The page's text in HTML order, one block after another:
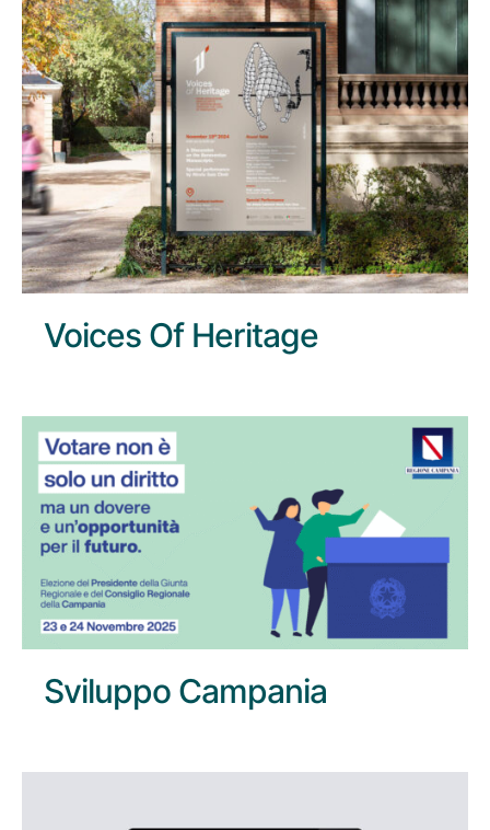
Voices Of Heritage
Sviluppo Campania